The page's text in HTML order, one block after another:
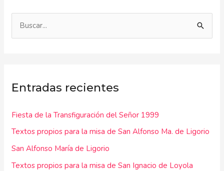
a
p
o
r
:
Entradas recientes
Fiesta de la Transfiguración del Señor 1999
Textos propios para la misa de San Alfonso Ma. de Ligorio
San Alfonso María de Ligorio
Textos propios para la misa de San Ignacio de Loyola